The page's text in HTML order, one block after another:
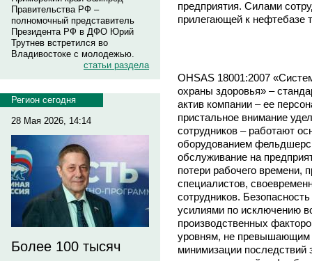
Правительства РФ –
полномочный представитель
Президента РФ в ДФО Юрий
Трутнев встретился во
Владивостоке с молодежью.
статьи раздела
Регион сегодня
28 Мая 2026, 14:14
Более 100 тысяч
предприятия. Силами
прилегающей к нефтебазе
OHSAS 18001:2007
охраны здоровья» –
актив компании – ее
пристальное внимание
сотрудников – работают
оборудованием
обслуживание на
потери рабочего времени,
специалистов,
сотрудников.
усилиями по исключению
производственных
уровням, не превышающим
минимизации последствий